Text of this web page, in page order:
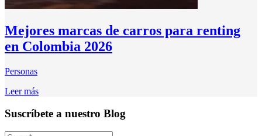
Mejores marcas de carros para renting
en Colombia 2026
Personas
Leer más
Suscríbete a nuestro Blog